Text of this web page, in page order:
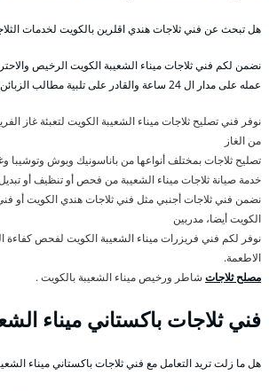
هل تبحث عن فني ثلاجات هندي اقلرين بالكويت لخدمات
نضمن لكم فني ثلاجات ميناء الشعيبة الكويت الرخيص
عمله على مدار ال 24 ساعة والقادر على تلبية مطالب الزبائن بأعلى سرعة ممكنة:
نوفر فني تصليح ثلاجات ميناء الشعيبة الكويت لتعبئة غاز
من الغاز
تصليح ثلاجات بمختلف أنواعها من باناسونيك وبوش وتوشيبا
خدمة صيانة ثلاجات ميناء الشعيبة من فحص أو تنظيف أو
نضمن فني ثلاجات أجنبي مثل فني ثلاجات هندي الكويت أو
الكويت أيضا، مدربين
نوفر لكم فني فريزرات ميناء الشعيبة الكويت لفحص كفاءة
الاطعمة.
مصلح ثلاجات شاطر ورخيص ميناء الشعيبة بالكويت .
فني ثلاجات باكستاني ميناء
هل ما زلت تريد التعامل مع فني ثلاجات باكستاني ميناء